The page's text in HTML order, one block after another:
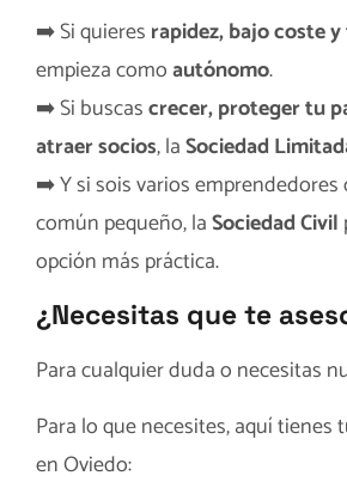
➡️ Si quieres rapidez, bajo coste
empieza comoautónomo.
➡️ Si buscascrecer, proteger tu
atraer socios, laSociedad
➡️ Y si sois varios
común pequeño, laSociedad Civil
opción más práctica.
¿Necesitas que te
Para cualquier duda o necesitas
Para lo que necesites, aquí tienes
en Oviedo: